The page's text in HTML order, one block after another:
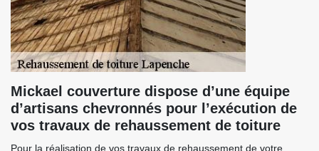
Mickael couverture dispose d’une équipe
d’artisans chevronnés pour l’exécution de
vos travaux de rehaussement de toiture
Pour la réalisation de vos travaux de rehaussement de votre